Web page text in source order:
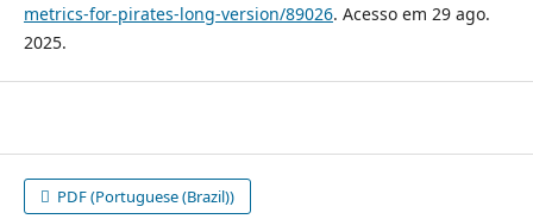
metrics-for-pirates-long-version/89026. Acesso em 29 ago.
2025.
PDF (Portuguese (Brazil))